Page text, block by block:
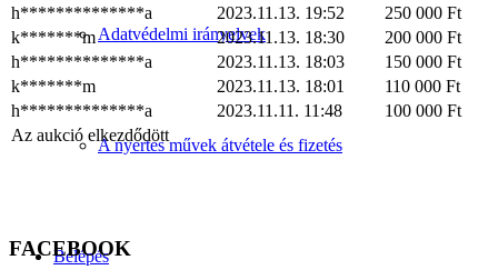
Adatvédelmi irányelvek
A nyertes művek átvétele és fizetés
Belépés
h**************a
2023.11.13. 19:52 250 000 Ft
k*******m
2023.11.13. 18:30 200 000 Ft
h**************a
2023.11.13. 18:03 150 000 Ft
k*******m
2023.11.13. 18:01 110 000 Ft
h**************a
2023.11.11. 11:48 100 000 Ft
Az aukció elkezdődött
FACEBOOK